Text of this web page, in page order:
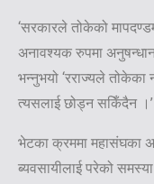
‘सरकारले तोकेको
अनावश्यक रुपमा
भन्नुभयो ‘रराज्यले
त्यसलाई छोड्न सकिँदैन ।’
भेटका क्रममा महासंघका
ब्यवसायीलाई परेको